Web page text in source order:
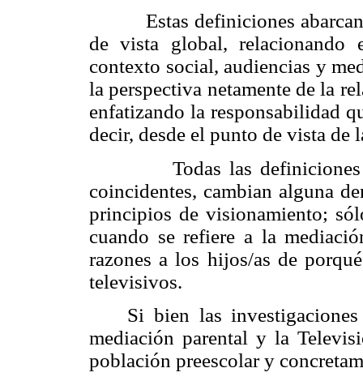
Estas definiciones abarcan
de vista global,
contexto social, audiencias y
la perspectiva netamente de la
enfatizando la responsabilidad
decir, desde el punto de vista de
Todas las definiciones
coincidentes, cambian alguna
principios de visionamiento;
cuando se refiere a la
razones a los hijos/as de
televisivos.
Si bien las
mediación parental y la
población preescolar y